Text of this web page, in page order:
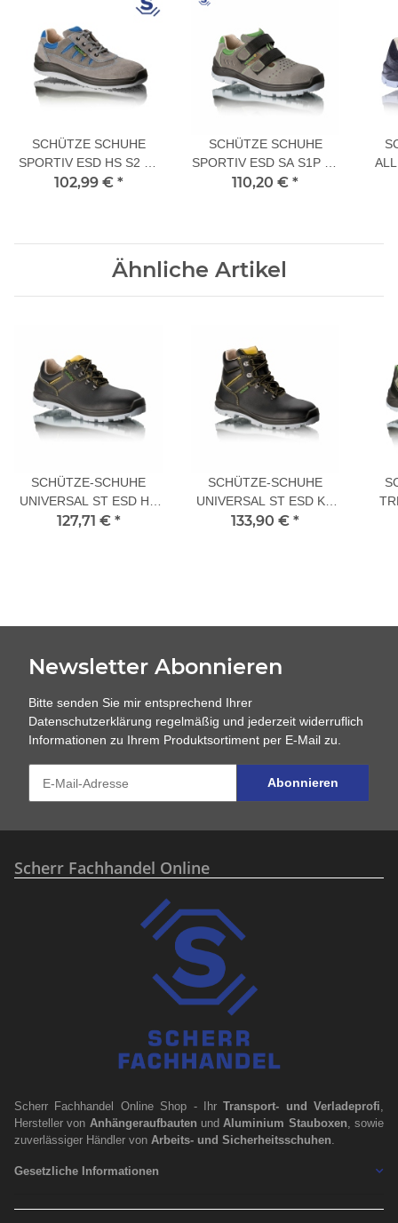
SCHÜTZE SCHUHE
SPORTIV ESD HS S2 43
XL
102,99 € *
SCHÜTZE SCHUHE
SPORTIV ESD SA S1P 45
L
110,20 € *
Ähnliche Artikel
SCHÜTZE-SCHUHE
UNIVERSAL ST ESD HS
S3
127,71 € *
SCHÜTZE-SCHUHE
UNIVERSAL ST ESD KH
S3
133,90 € *
Newsletter Abonnieren
Bitte senden Sie mir entsprechend Ihrer
Datenschutzerklärung regelmäßig und jederzeit widerruflich
Informationen zu Ihrem Produktsortiment per E-Mail zu.
Abonnieren
Scherr Fachhandel Online
Scherr Fachhandel Online Shop - IhrTransport- und Verladeprofi,
Hersteller von Anhängeraufbauten und Aluminium Stauboxen, sowie
zuverlässiger Händler von Arbeits- und Sicherheitsschuhen.
Gesetzliche Informationen